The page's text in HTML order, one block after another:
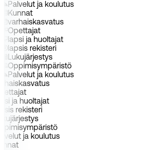
Palvelut ja koulutus
Kunnat
varhaiskasvatus
Opettajat
lapsi ja huoltajat
lapsis rekisteri
Lukujärjestys
Oppimisympäristö
Palvelut ja koulutus
ja huoltajat
rekisteri
ja koulutus